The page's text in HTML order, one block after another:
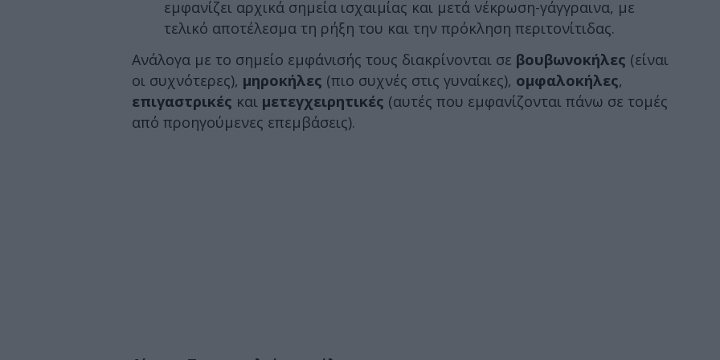
εμφανίζει αρχικά σημεία ισχαιμίας και μετά νέκρωση-γάγγραινα, με
τελικό αποτέλεσμα τη ρήξη του και την πρόκληση περιτονίτιδας.
Ανάλογα με το σημείο εμφάνισής τους διακρίνονται σε βουβωνοκήλες (είναι
οι συχνότερες), μηροκήλες (πιο συχνές στις γυναίκες), ομφαλοκήλες,
επιγαστρικές και μετεγχειρητικές (αυτές που εμφανίζονται πάνω σε τομές
από προηγούμενες επεμβάσεις).